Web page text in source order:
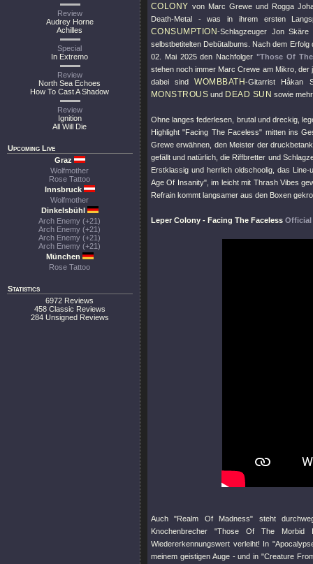
Review
Audrey Horne
Achilles
Special
In Extremo
Review
North Sea Echoes
How To Cast A Shadow
Review
Ignition
All Will Die
Upcoming Live
Graz
Wolfmother
Rose Tattoo
Innsbruck
Wolfmother
Dinkelsbühl
Arch Enemy (+21)
Arch Enemy (+21)
Arch Enemy (+21)
Arch Enemy (+21)
München
Rose Tattoo
Statistics
6972 Reviews
458 Classic Reviews
284 Unsigned Reviews
COLONY von Marc Grewe und Rogga
Death-Metal - was in ihrem ersten
CONSUMPTION-Schlagzeuger Jon
selbstbetitelten Debütalbums. Nach dem
02. Mai 2025 den Nachfolger "Those Of
stehen noch immer Marc Crewe am Mikro, der
dabei sindWOMBBATH-Gitarrist Håkan
MONSTROUS und DEAD SUN sowie
Ohne langes federlesen, brutal und dreckig,
Highlight"Facing The Faceless" mitten ins
Grewe erwähnen, den Meister der
gefällt und natürlich, die Riffbretter und
Erstklassig und herrlich oldschoolig, das
Age Of Insanity", im leicht mit Thrash Vibes
Refrain kommt langsamer aus den Boxen
Leper Colony - Facing The Faceless Official
Auch"Realm Of Madness" steht
Knochenbrecher "Those Of The Morbid
Wiedererkennungswert verleiht! In
meinem geistigen Auge - und in"Creature